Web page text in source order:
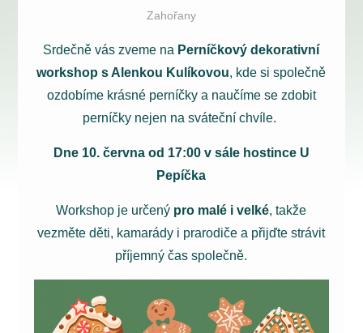
Zahořany
Srdečně vás zveme na Perníčkový dekorativní
workshop s Alenkou Kulíkovou, kde si společně
ozdobíme krásné perníčky a naučíme se zdobit
perníčky nejen na sváteční chvíle.
Dne 10. června od 17:00 v sále hostince U
Pepíčka
Workshop je určený pro malé i velké, takže
vezměte děti, kamarády i prarodiče a přijďte strávit
příjemný čas společně.